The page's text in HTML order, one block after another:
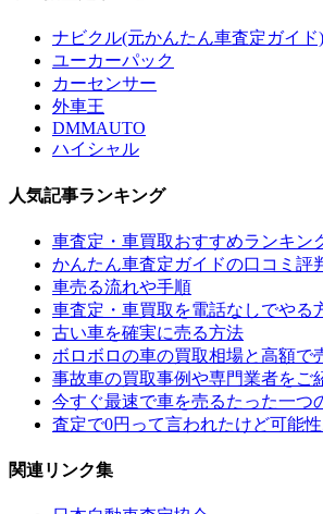
ナビクル(元かんたん車査定ガイド)
ユーカーパック
カーセンサー
外車王
DMMAUTO
ハイシャル
人気記事ランキング
車査定・車買取おすすめランキン
かんたん車査定ガイドの口コミ評
車売る流れや手順
車査定・車買取を電話なしでやる
古い車を確実に売る方法
ボロボロの車の買取相場と高額で
事故車の買取事例や専門業者をご
今すぐ最速で車を売るたった一つ
査定で0円って言われたけど可能性
関連リンク集